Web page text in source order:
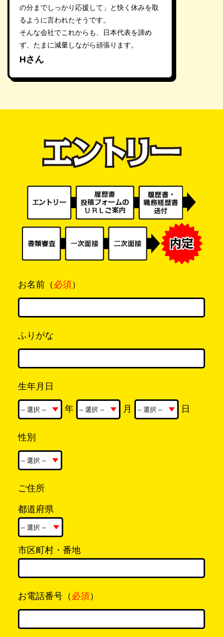
の分までしっかり応援して」と快く休みを取
るように言われたそうです。
そんな会社でこれからも、日本代表を諦め
ず、たまに減量しながら頑張ります。
Hさん
お名前（ 必須）
ふりがな
生年月日
年 月 日
性別
ご住所
都道府県
市区町村・番地
お電話番号（ 必須）